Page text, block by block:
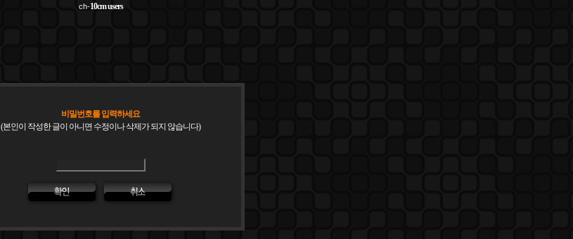
ch-10cmusers
비밀번호를 입력하세요
(본인이 작성한 글이 아니면 수정이나 삭제가 되지 않습니다)